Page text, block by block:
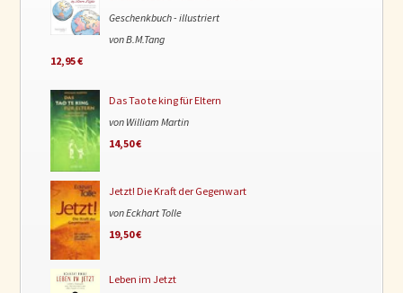
Geschenkbuch - illustriert
von B.M.Tang
12,95 €
Das Tao te king für Eltern
von William Martin
14,50 €
Jetzt! Die Kraft der Gegenwart
von Eckhart Tolle
19,50 €
Leben im Jetzt